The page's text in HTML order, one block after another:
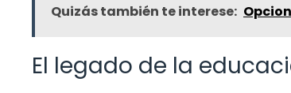
Quizás también te interese:
El legado de la